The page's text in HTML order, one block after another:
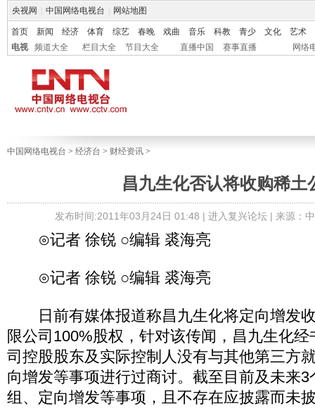
央视网 中国网络电视台 网站地图
首页 新闻 经济 体育 综艺 春晚 戏曲 音乐 科教 青少 文化
艺术
电视
频道大全 栏目大全 节目大全 直播中国 赛事直播 网络
中国网络电视台 > 经济台 > 财经资讯 >
昌九生化否认将收购稀土
发布时间:2011年03月24日 01:48 | 进入复兴论坛 | 来源：
⊙记者 徐锐 ○编辑 裘海亮
⊙记者 徐锐 ○编辑 裘海亮
日前有媒体报道称昌九生化将定向增发
限公司100%股权，针对该传闻，昌九生化
司控股股东及实际控制人没有与其他第三方
向增发等事项进行过商讨。截至目前及未来
组、定向增发等事项，且不存在应披露而未